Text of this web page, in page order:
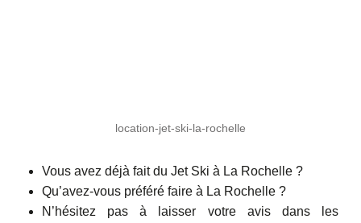
location-jet-ski-la-rochelle
Vous avez déjà fait du Jet Ski à La Rochelle ?
Qu’avez-vous préféré faire à La Rochelle ?
N’hésitez pas à laisser votre avis dans les